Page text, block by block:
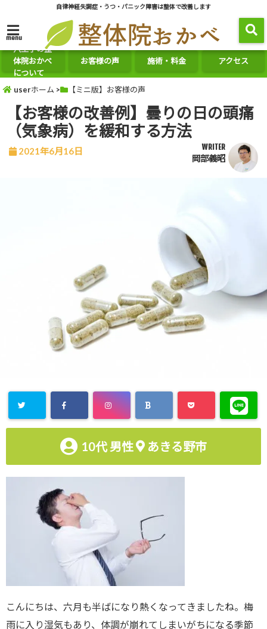
自律神経失調症・うつ・パニック障害は整体で改善します
menu
八王子の整
体院おかべ
について
お客様の声 施術・料金 アクセス
userホーム > 【ミニ版】お客様の声
【お客様の改善例】曇りの日の頭痛
（気象病）を緩和する方法
2021年6月16日 WRITER
岡部義昭
10代 男性 あきる野市
こんにちは、六月も半ばになり熱くなってきましたね。梅
雨に入り湿気もあり、体調が崩れてしまいがちになる季節